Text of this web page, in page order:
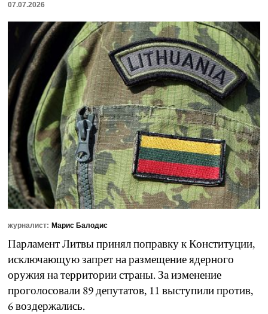
07.07.2026
журналист: Марис Балодис
Парламент Литвы принял поправку к Конституции,
исключающую запрет на размещение ядерного
оружия на территории страны. За изменение
проголосовали 89 депутатов, 11 выступили против,
6 воздержались.